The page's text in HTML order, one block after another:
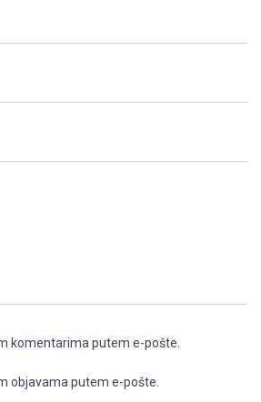
komentarima putem e-pošte.
objavama putem e-pošte.